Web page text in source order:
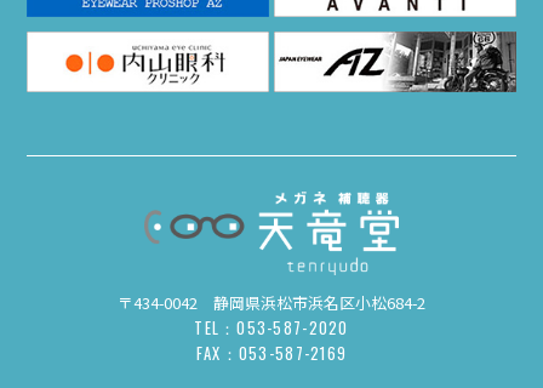
〒434-0042 静岡県浜松市浜名区小松684-2
TEL：053-587-2020
FAX：053-587-2169